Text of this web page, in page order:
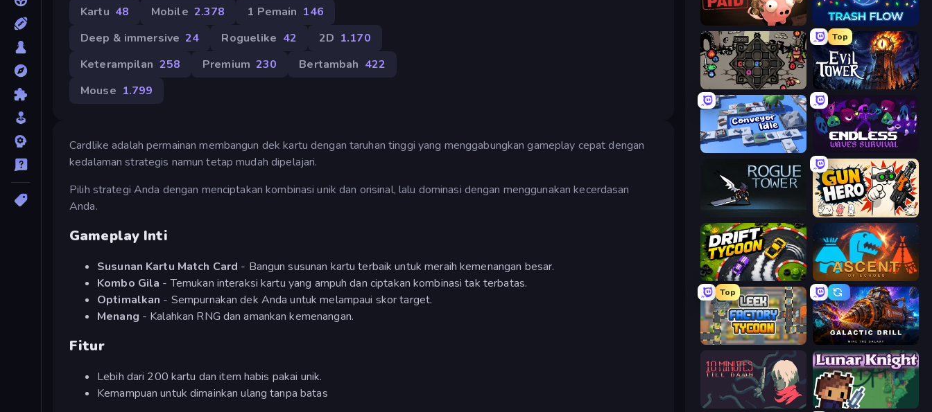
Kartu 48 Mobile 2.378 1 Pemain 146
Deep & immersive 24 Roguelike 42 2D 1.170
Keterampilan 258 Premium 230 Bertambah 422
Mouse 1.799
Cardlike adalah permainan membangun dek kartu dengan taruhan tinggi yang menggabungkan gameplay cepat dengan
kedalaman strategis namun tetap mudah dipelajari.
Pilih strategi Anda dengan menciptakan kombinasi unik dan orisinal, lalu dominasi dengan menggunakan kecerdasan
Anda.
Gameplay Inti
Susunan Kartu Match Card - Bangun susunan kartu terbaik untuk meraih kemenangan besar.
Kombo Gila - Temukan interaksi kartu yang ampuh dan ciptakan kombinasi tak terbatas.
Optimalkan - Sempurnakan dek Anda untuk melampaui skor target.
Menang - Kalahkan RNG dan amankan kemenangan.
Fitur
Lebih dari 200 kartu dan item habis pakai unik.
Kemampuan untuk dimainkan ulang tanpa batas
Bills Must Be Paid Trash Flow
Die in the Dungeon
Top
Evil Tower
Conveyor Idle Endless Waves Survival
Rogue Tower Gun Hero: Cat Survival
Drift Tycoon Ascent of Echoes
Top
Leek Factory Tycoon Galactic Drill
10 Minutes Till Dawn Lunar Knight